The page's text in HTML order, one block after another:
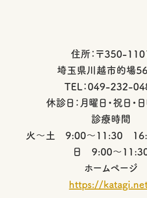
住所：〒350-
埼玉県川越市的場
TEL：049-232-
休診日：月曜日・祝日・
診療時間
火～土 9:00～11:30
日 9:00～
ホームページ
https://